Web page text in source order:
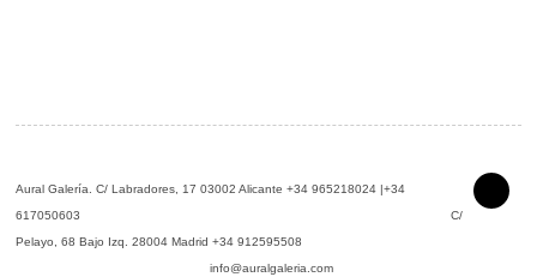
Aural Galería.C/ Labradores, 17 03002 Alicante +34 965218024 |+34
617050603 C/
Pelayo, 68 Bajo Izq. 28004 Madrid +34 912595508
info@auralgaleria.com